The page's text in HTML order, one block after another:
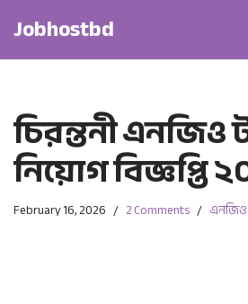
Jobhostbd
চিরন্তনী এনজিও
নিয়োগ বিজ্ঞপ্তি
February 16, 2026 2 Comments